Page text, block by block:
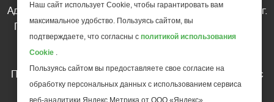
Адрес редакции: 185035 Россия, Республика Карелия, г.
Петрозаводск, ул. Фридриха Энгельса д.10, офис 211
Телефон редакции: +7 (499) 685-10-45
Перепечатка материалов газеты допускается только c
письменного разрешения редакции
Наш сайт использует Cookie, чтобы гарантировать вам
максимальное удобство. Пользуясь сайтом, вы
подтверждаете, что согласны с политикой использования
Cookie .
Пользуясь сайтом вы предоставляете свое согласие на
обработку персональных данных с использованием сервиса
веб-аналитики Яндекс Метрика от ООО «Яндекс».